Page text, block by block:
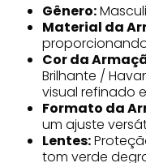
Gênero:
Material da
Cor da
Brilhante /
visual refinado
Formato da
um ajuste
Lentes:
tom verde